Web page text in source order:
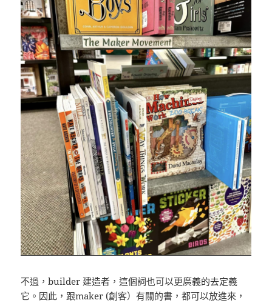
不過，builder 建造者，這個詞也可以更廣義的去定義
它。因此，跟maker (創客）有關的書，都可以放進來，